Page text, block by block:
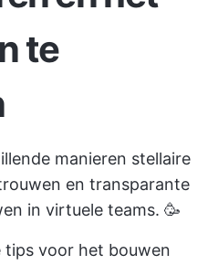
te
manieren stellaire
en transparante
in virtuele teams. 🥳
tips voor het bouwen